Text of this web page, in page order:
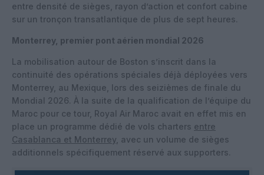
entre densité de sièges, rayon d’action et confort cabine
sur un tronçon transatlantique de plus de sept heures.
Monterrey, premier pont aérien mondial 2026
La mobilisation autour de Boston s’inscrit dans la
continuité des opérations spéciales déjà déployées vers
Monterrey, au Mexique, lors des seizièmes de finale du
Mondial 2026. À la suite de la qualification de l’équipe du
Maroc pour ce tour, Royal Air Maroc avait en effet mis en
place un programme dédié de vols charters entre
Casablanca et Monterrey , avec un volume de sièges
additionnels spécifiquement réservé aux supporters.